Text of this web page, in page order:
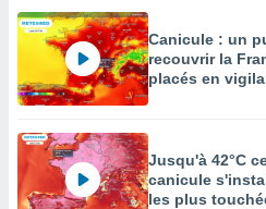
Canicule : un
recouvrir la
placés en
Jusqu'à 42°C
canicule
les plus